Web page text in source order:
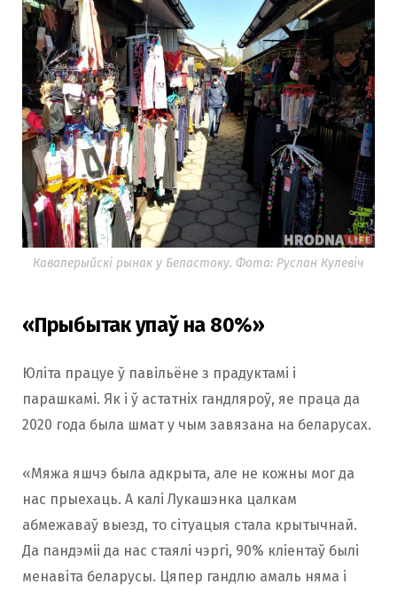
Кавалерыйскі рынак у Беластоку. Фота: Руслан Кулевіч
«Прыбытак упаў на 80%»
Юліта працуе ў павільёне з прадуктамі і
парашкамі. Як і ў астатніх гандляроў, яе праца да
2020 года была шмат у чым завязана на беларусах.
«Мяжа яшчэ была адкрыта, але не кожны мог да
нас прыехаць. А калі Лукашэнка цалкам
абмежаваў выезд, то сітуацыя стала крытычнай.
Да пандэміі да нас стаялі чэргі, 90% кліентаў былі
менавіта беларусы. Цяпер гандлю амаль няма і